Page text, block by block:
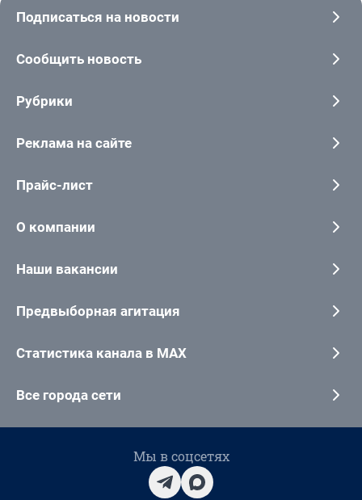
Подписаться на новости
Сообщить новость
Рубрики
Реклама на сайте
Прайс-лист
О компании
Наши вакансии
Предвыборная агитация
Статистика канала в MAX
Все города сети
Мы в соцсетях